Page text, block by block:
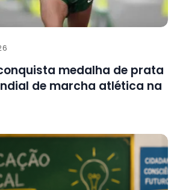
medalha de prata
de marcha atlética na